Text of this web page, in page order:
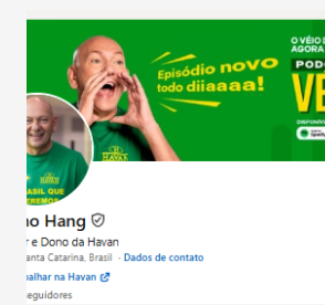
confraternizações de fim de ano e pelo
Salário para um número maior de
país tem a menor taxa de desemprego
Ainda segundo a Pesquisa, em
bares e restaurantes operaram com
registraram equilíbrio financeiro. Já o
estabelecimentos no prejuízo ficou em
do observado no mês anterior. Outros
novembro. Em relação a outubro, o